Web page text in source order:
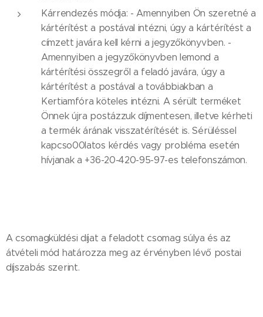
Kárrendezés módja: - Amennyiben Ön szeretné a
kártérítést a postával intézni, úgy a kártérítést a
címzett javára kell kérni a jegyzőkönyvben. -
Amennyiben a jegyzőkönyvben lemond a
kártérítési összegről a feladó javára, úgy a
kártérítést a postával a továbbiakban a
Kertiamfóra köteles intézni. A sérült terméket
Önnek újra postázzuk díjmentesen, illetve kérheti
a termék árának visszatérítését is. Sérüléssel
kapcso00latos kérdés vagy probléma esetén
hívjanak a +36-20-420-95-97-es telefonszámon.
A csomagküldési díjat a feladott csomag súlya és az
átvételi mód határozza meg az érvényben lévő postai
díjszabás szerint.